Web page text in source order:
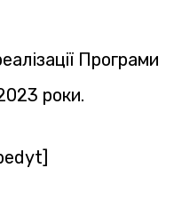
Програми
роки.